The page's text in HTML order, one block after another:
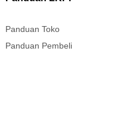
Panduan Toko
Panduan Pembeli